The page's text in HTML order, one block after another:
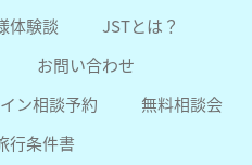
体験談
JSTとは？
お問い合わせ
ン相談予約
無料相談会
行条件書